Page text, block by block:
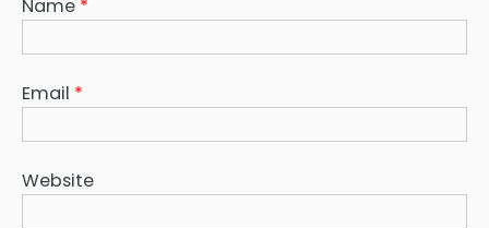
Name *
Email *
Website